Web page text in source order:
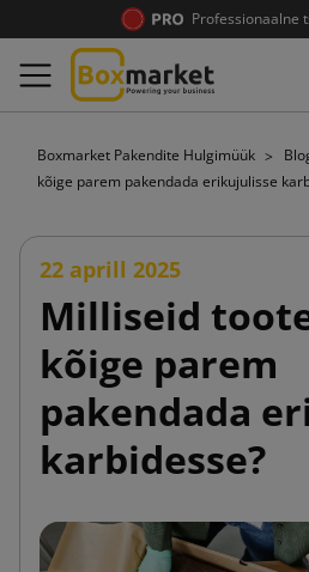
Professionaalne
Boxmarket Pakendite Hulgimüük
kõige parem pakendada erikujulisse
22 aprill 2025
Milliseid
kõige parem
pakendada
karbidesse?